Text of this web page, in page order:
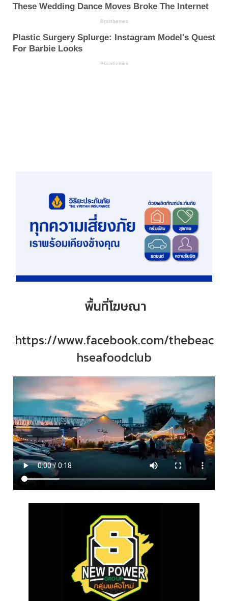
พื้นที่โฆษณา
https://www.facebook.com/thebeac
hseafoodclub